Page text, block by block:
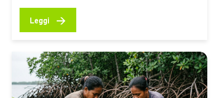
sul rapporto tra persone e ambiente. I titoli
premiati dal Premio Demetra 2026 diventano una
chi mette in valigia un…
Leggi →